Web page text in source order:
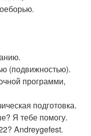
(подвижностью).
программи,
подготовка.
Я тебе помогу.
Andreygefest.